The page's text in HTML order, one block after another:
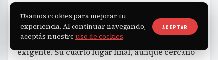
experiencia de ciclistas veteranos como Juan
Ayuso, lo que realza aún más su mérito en este
debut de altura en una competencia tan
exigente. Su cuarto lugar final, aunque cercano
Usamos cookies para mejorar tu
experiencia. Al continuar navegando,
aceptás nuestro uso de cookies.
ACEPTAR